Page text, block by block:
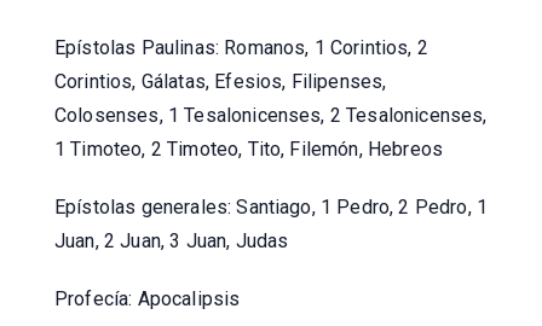
Epístolas Paulinas: Romanos, 1 Corintios, 2
Corintios, Gálatas, Efesios, Filipenses,
Colosenses, 1 Tesalonicenses, 2 Tesalonicenses,
1 Timoteo, 2 Timoteo, Tito, Filemón, Hebreos
Epístolas generales: Santiago, 1 Pedro, 2 Pedro, 1
Juan, 2 Juan, 3 Juan, Judas
Profecía: Apocalipsis